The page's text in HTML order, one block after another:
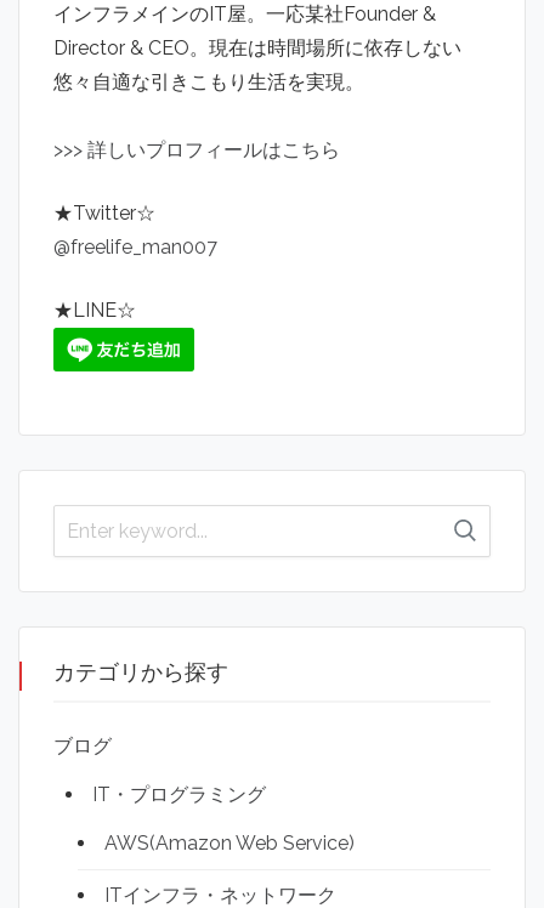
インフラメインのIT屋。一応某社Founder &
Director & CEO。現在は時間場所に依存しない
悠々自適な引きこもり生活を実現。
>>> 詳しいプロフィールはこちら
★Twitter☆
@freelife_man007
★LINE☆
カテゴリから探す
ブログ
IT・プログラミング
AWS(Amazon Web Service)
ITインフラ・ネットワーク